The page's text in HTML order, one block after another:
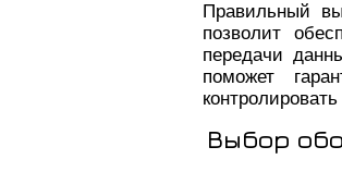
Правильный
позволит
передачи
поможет
Выбор